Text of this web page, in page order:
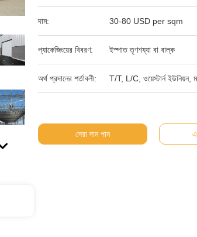
দাম: 30-80 USD per sqm
প্যাকেজিংয়ের বিবরণ: ইস্পাত তৃণশয্যা বা বাল্ক
অর্থ প্রদানের শর্তাবলী: T/T, L/C, ওয়েস্টার্ন ইউনিয়ন,
সেরা দাম পান